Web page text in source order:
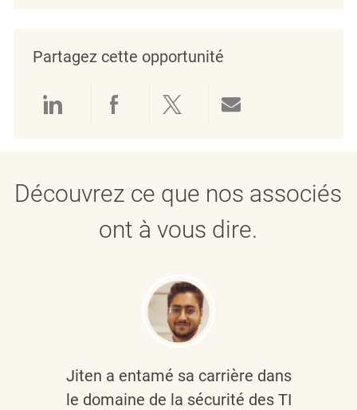
Partagez cette opportunité
Partager via LinkedIn
Partager via Facebook
Partager via twitter
Découvrez ce que nos associés
ont à vous dire.
Jiten a entamé sa carrière dans
le domaine de la sécurité des TI